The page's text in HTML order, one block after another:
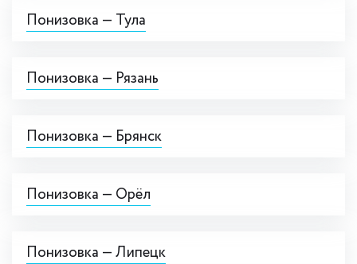
Понизовка — Тула
Понизовка — Рязань
Понизовка — Брянск
Понизовка — Орёл
Понизовка — Липецк